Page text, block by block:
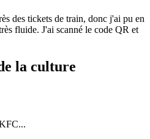
des tickets de train, donc j'ai pu en
fluide. J'ai scanné le code QR et
la culture